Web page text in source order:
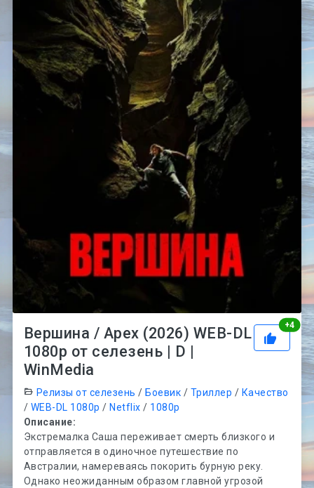
+4
Вершина / Apex (2026) WEB-DL
1080p от селезень | D |
WinMedia
Релизы от селезень / Боевик / Триллер / Качество
/ WEB-DL 1080p / Netflix / 1080p
Описание:
Экстремалка Саша переживает смерть близкого и
отправляется в одиночное путешествие по
Австралии, намереваясь покорить бурную реку.
Однако неожиданным образом главной угрозой